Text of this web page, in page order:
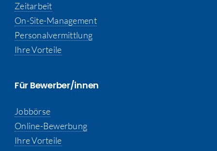
Zeitarbeit
On-Site-Management
Personalvermittlung
Ihre Vorteile
Für Bewerber/innen
Jobbörse
Online-Bewerbung
Ihre Vorteile